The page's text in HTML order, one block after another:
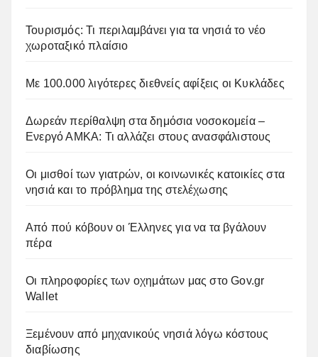
Τουρισμός: Τι περιλαμβάνει για τα νησιά το νέο
χωροταξικό πλαίσιο
Με 100.000 λιγότερες διεθνείς αφίξεις οι Κυκλάδες
Δωρεάν περίθαλψη στα δημόσια νοσοκομεία –
Ενεργό ΑΜΚΑ: Τι αλλάζει στους ανασφάλιστους
Οι μισθοί των γιατρών, οι κοινωνικές κατοικίες στα
νησιά και το πρόβλημα της στελέχωσης
Από πού κόβουν οι Έλληνες για να τα βγάλουν
πέρα
Οι πληροφορίες των οχημάτων μας στο Gov.gr
Wallet
Ξεμένουν από μηχανικούς νησιά λόγω κόστους
διαβίωσης